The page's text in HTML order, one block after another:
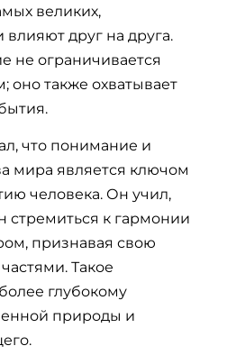
великих,
друг на друга.
не ограничивается
также охватывает
что понимание и
мира является ключом
человека. Он учил,
стремиться к гармонии
признавая свою
Такое
глубокому
природы и